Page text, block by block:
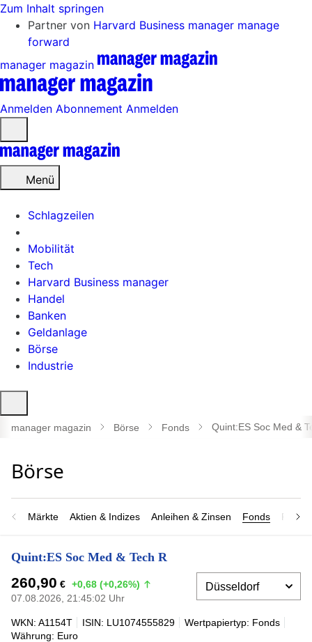
Zum Inhalt springen
Partner von Harvard Business manager manage
forward
manager magazin
Anmelden Abonnement Anmelden
öffnen
Menü
Schlagzeilen
Mobilität
Tech
Harvard Business manager
Handel
Banken
Geldanlage
Börse
Industrie
öffnen
manager magazin Börse Fonds Quint:ES Soc Med &
Märkte Aktien & Indizes Anleihen & Zinsen Fonds
Quint:ES Soc Med & Tech R
260,90 € +0,68 (+0,26%)
07.08.2026, 21:45:02 Uhr
WKN: A1154T ISIN: LU1074555829
Wertpapiertyp: Fonds
Währung: Euro